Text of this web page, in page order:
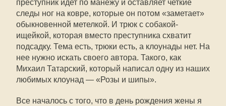
преступник идет по манежу и оставляет четкие
следы ног на ковре, которые он потом «заметает»
обыкновенной метелкой. И трюк с собакой-
ищейкой, которая вместо преступника схватит
подсадку. Тема есть, трюки есть, а клоунады нет. На
нее нужно искать своего автора. Такого, как
Михаил Татарский, который написал одну из наших
любимых клоунад — «Розы и шипы».
Все началось с того, что в день рождения жены я